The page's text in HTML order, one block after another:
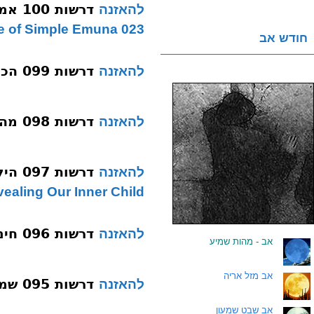
להאזנה דרשות 100 אמונה פשוטה תשעה
023 Life of Simple Emuna
להאזנה דרשות 099 הכנה לחופה תשעד
להאזנה דרשות 098 מה לעשות בירידה תשעד
להאזנה דרשות 097 הילד הפנימי תשעד
Our Inner Child
להאזנה דרשות 096 חינוך ילדים עם לב טוב תשעד
להאזנה דרשות 095 שמחת חתן וכלה תשעד
חודש אב
אב - מהות שמיע
אב מזל אריה
אב שבט שמעון